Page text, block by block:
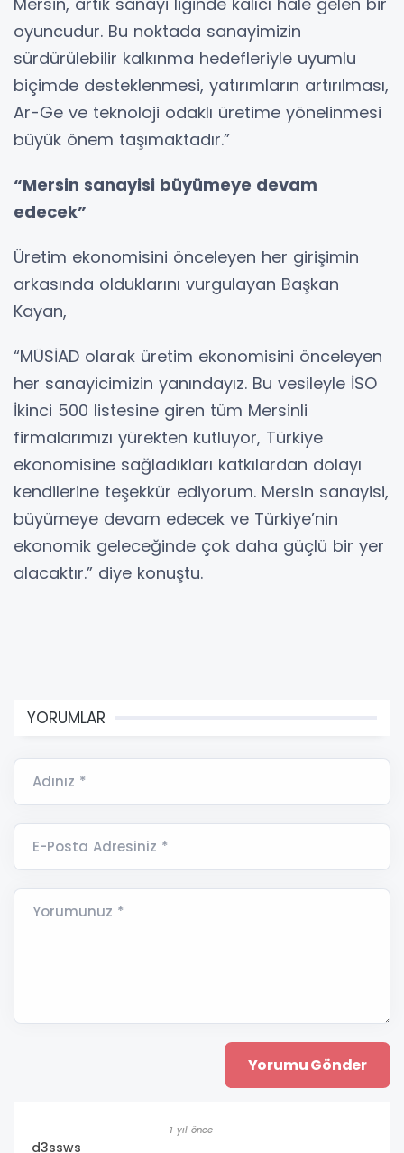
oyuncudur. Bu noktada sanayimizin
sürdürülebilir kalkınma hedefleriyle uyumlu
biçimde desteklenmesi, yatırımların artırılması,
Ar-Ge ve teknoloji odaklı üretime yönelinmesi
büyük önem taşımaktadır.”
“Mersin sanayisi büyümeye devam
edecek”
Üretim ekonomisini önceleyen her girişimin
arkasında olduklarını vurgulayan Başkan
Kayan,
“MÜSİAD olarak üretim ekonomisini önceleyen
her sanayicimizin yanındayız. Bu vesileyle İSO
İkinci 500 listesine giren tüm Mersinli
firmalarımızı yürekten kutluyor, Türkiye
ekonomisine sağladıkları katkılardan dolayı
kendilerine teşekkür ediyorum. Mersin sanayisi,
büyümeye devam edecek ve Türkiye’nin
ekonomik geleceğinde çok daha güçlü bir yer
alacaktır.” diye konuştu.
YORUMLAR
Adınız *
E-Posta Adresiniz *
Yorumunuz *
1 yıl önce
d3ssws